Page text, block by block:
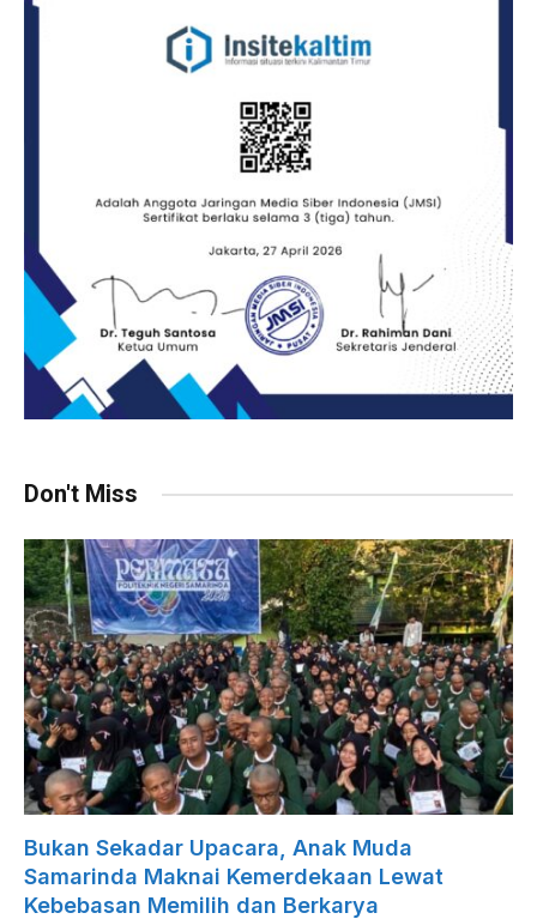
Don't Miss
Bukan Sekadar Upacara, Anak Muda
Samarinda Maknai Kemerdekaan Lewat
Kebebasan Memilih dan Berkarya